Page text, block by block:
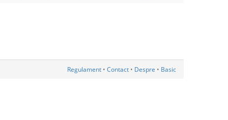
Regulament • Contact • Despre • Basic